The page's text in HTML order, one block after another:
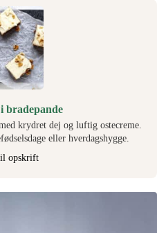
bradepande
krydret dej og luftig ostecreme.
eller hverdagshygge.
opskrift